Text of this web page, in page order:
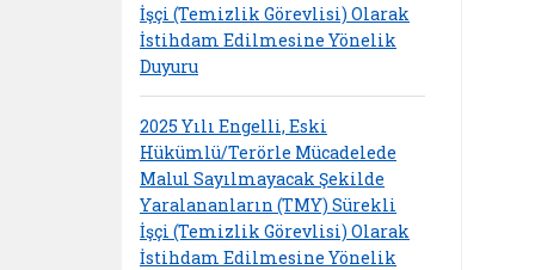
İşçi (Temizlik Görevlisi) Olarak
İstihdam Edilmesine Yönelik
Duyuru
2025 Yılı Engelli, Eski
Hükümlü/Terörle Mücadelede
Malul Sayılmayacak Şekilde
Yaralananların (TMY) Sürekli
İşçi (Temizlik Görevlisi) Olarak
İstihdam Edilmesine Yönelik